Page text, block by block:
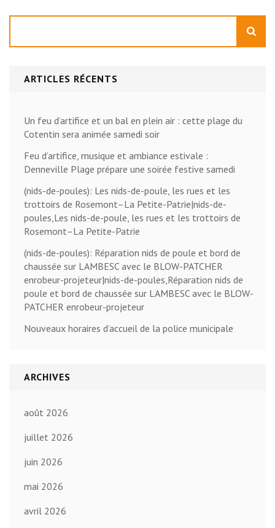
ARTICLES RÉCENTS
Un feu d’artifice et un bal en plein air : cette plage du
Cotentin sera animée samedi soir
Feu d’artifice, musique et ambiance estivale :
Denneville Plage prépare une soirée festive samedi
(nids-de-poules): Les nids-de-poule, les rues et les
trottoirs de Rosemont–La Petite-Patrie|nids-de-
poules,Les nids-de-poule, les rues et les trottoirs de
Rosemont–La Petite-Patrie
(nids-de-poules): Réparation nids de poule et bord de
chaussée sur LAMBESC avec le BLOW-PATCHER
enrobeur-projeteur|nids-de-poules,Réparation nids de
poule et bord de chaussée sur LAMBESC avec le BLOW-
PATCHER enrobeur-projeteur
Nouveaux horaires d’accueil de la police municipale
ARCHIVES
août 2026
juillet 2026
juin 2026
mai 2026
avril 2026